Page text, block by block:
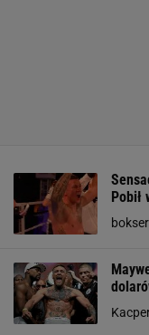
Pobił